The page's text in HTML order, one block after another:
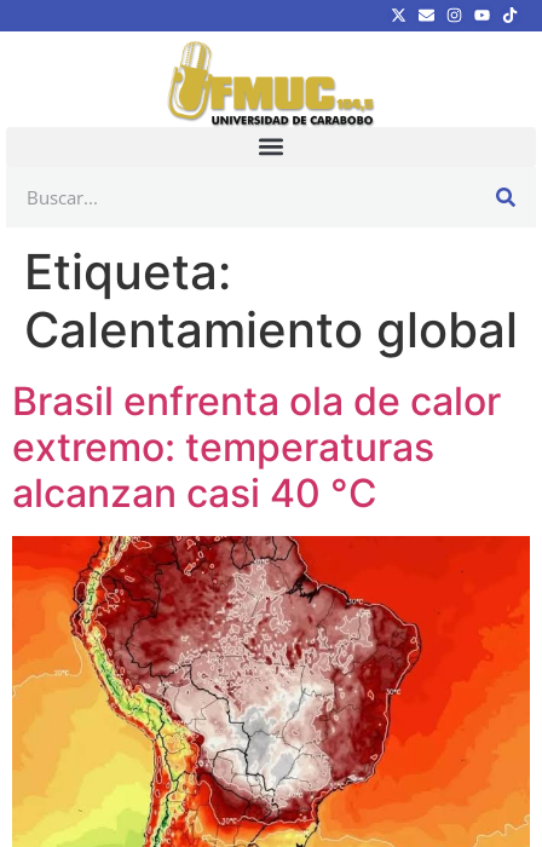
Etiqueta:
Calentamiento global
Brasil enfrenta ola de calor
extremo: temperaturas
alcanzan casi 40 °C